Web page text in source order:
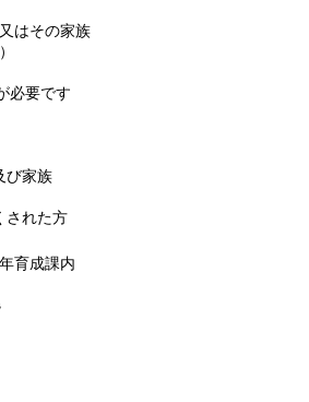
はその家族
必要です
び家族
された方
育成課内